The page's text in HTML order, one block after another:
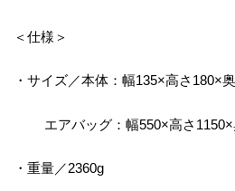
＜仕様＞
・サイズ／本体：幅135×高さ180×
エアバッグ：幅550×高さ1150×
・重量／2360g